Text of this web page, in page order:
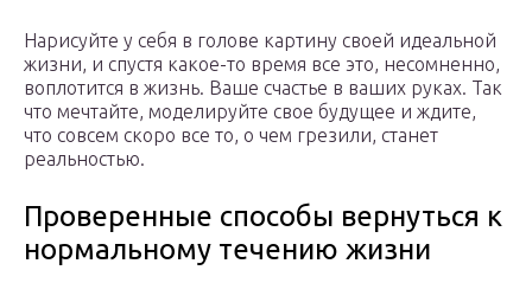
Нарисуйте у себя в голове картину своей идеальной
жизни, и спустя какое-то время все это, несомненно,
воплотится в жизнь. Ваше счастье в ваших руках. Так
что мечтайте, моделируйте свое будущее и ждите,
что совсем скоро все то, о чем грезили, станет
реальностью.
Проверенные способы вернуться к
нормальному течению жизни